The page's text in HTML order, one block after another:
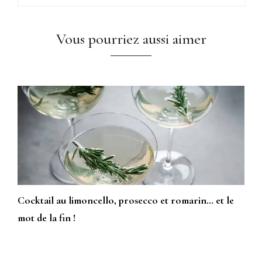
Vous pourriez aussi aimer
Cocktail au limoncello, prosecco et romarin… et le
mot de la fin !